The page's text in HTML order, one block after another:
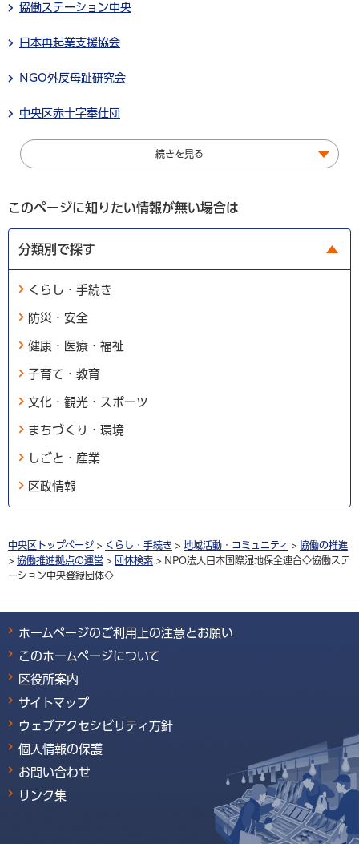
協働ステーション中央
日本再起業支援協会
NGO外反母趾研究会
中央区赤十字奉仕団
続きを見る
このページに知りたい情報が無い場合は
分類別で探す
くらし・手続き
防災・安全
健康・医療・福祉
子育て・教育
文化・観光・スポーツ
まちづくり・環境
しごと・産業
区政情報
中央区トップページ > くらし・手続き > 地域活動・コミュニティ > 協働の推進
> 協働推進拠点の運営 > 団体検索 > NPO法人日本国際湿地保全連合◇協働ステ
ーション中央登録団体◇
ホームページのご利用上の注意とお願い
このホームページについて
区役所案内
サイトマップ
ウェブアクセシビリティ方針
個人情報の保護
お問い合わせ
リンク集